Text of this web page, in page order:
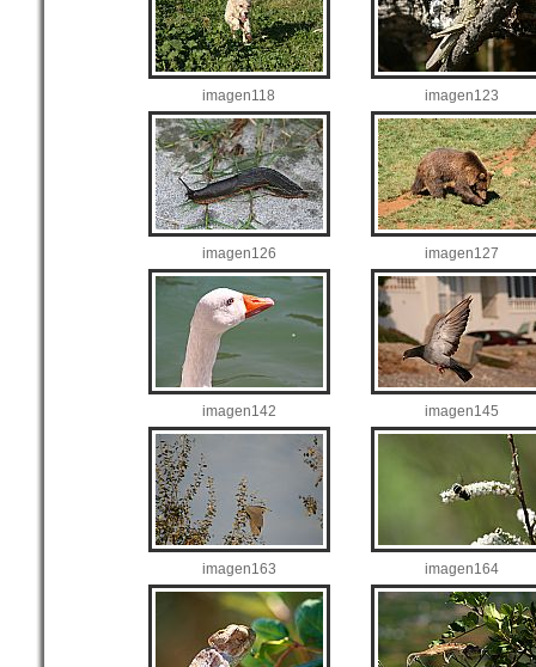
imagen118 imagen123
imagen126 imagen127
imagen142 imagen145
imagen163 imagen164